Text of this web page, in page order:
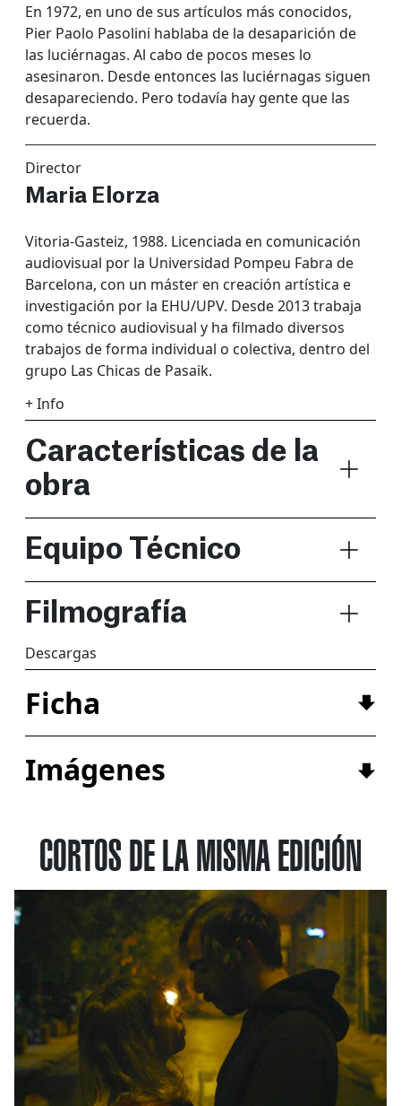
En 1972, en uno de sus artículos más conocidos,
Pier Paolo Pasolini hablaba de la desaparición de
las luciérnagas. Al cabo de pocos meses lo
asesinaron. Desde entonces las luciérnagas siguen
desapareciendo. Pero todavía hay gente que las
recuerda.
Director
Maria Elorza
Vitoria-Gasteiz, 1988. Licenciada en comunicación
audiovisual por la Universidad Pompeu Fabra de
Barcelona, con un máster en creación artística e
investigación por la EHU/UPV. Desde 2013 trabaja
como técnico audiovisual y ha filmado diversos
trabajos de forma individual o colectiva, dentro del
grupo Las Chicas de Pasaik.
+ Info
Características de la
obra
Equipo Técnico
Filmografía
Descargas
Ficha
Imágenes
CORTOS DE LA MISMA EDICIÓN